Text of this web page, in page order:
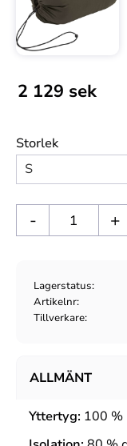
2 129 sek
Storlek
+
-
Lagerstatus
Artikelnr
Tillverkare
ALLMÄNT
Yttertyg: 100 %